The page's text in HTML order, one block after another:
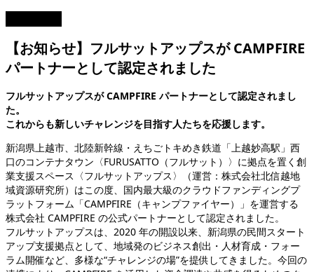
【お知らせ】フルサットアップスが CAMPFIRE
パートナーとして認定されました
フルサットアップスが CAMPFIRE パートナーとして認定されまし
た。
これからも新しいチャレンジを目指す人たちを応援します。
新潟県上越市、北陸新幹線・えちごトキめき鉄道「上越妙高駅」西
口のコンテナタウン〈FURUSATTO（フルサット）〉に拠点を置く創
業支援スペース〈フルサットアップス〉（運営：株式会社北信越地
域資源研究所）はこの度、国内最大級のクラウドファンディングプ
ラットフォーム「CAMPFIRE（キャンプファイヤー）」を運営する
株式会社 CAMPFIRE の公式パートナーとして認定されました。
フルサットアップスは、2020 年の開設以来、新潟県の民間スタート
アップ支援拠点として、地域発のビジネス創出・人材育成・フォー
ラム開催など、多様な“チャレンジの場”を提供してきました。今回の